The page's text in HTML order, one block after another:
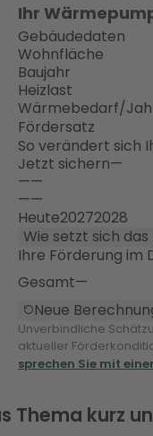
Ihr
Gebäudedaten
Wohnfläche
Baujahr
Heizlast
Wärmebedarf/
Fördersatz
So verändert sich
Jetzt sichern—
——
——
Heute20272028
Wie setzt sich
Ihre Förderung im
Gesamt—
Neue
Unverbindliche
aktueller
sprechen Sie mit
Thema kurz